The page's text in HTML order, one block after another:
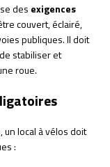
des exigences
couvert, éclairé,
publiques. Il doit
stabiliser et
roue.
local à vélos doit
: